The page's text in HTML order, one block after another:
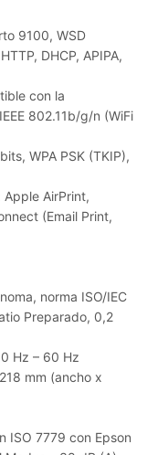
9100, WSD
DHCP, APIPA,
con la
802.11b/g/n (WiFi
WPA PSK (TKIP),
AirPrint,
(Email Print,
norma ISO/IEC
Preparado, 0,2
Hz – 60 Hz
mm (ancho x
ISO 7779 con Epson